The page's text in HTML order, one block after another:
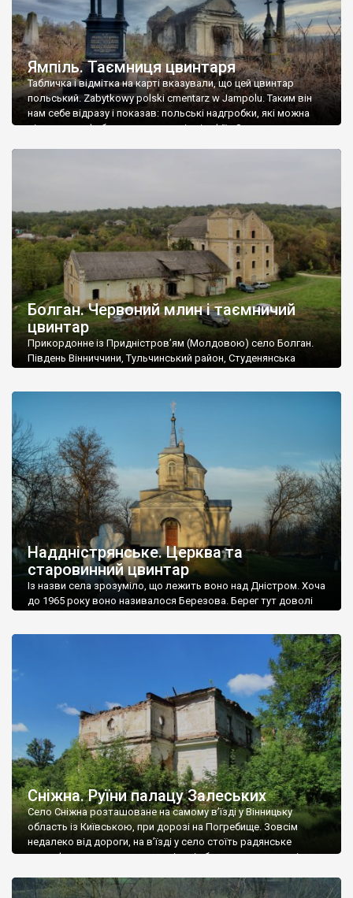
Ямпіль. Таємниця цвинтаря
Табличка і відмітка на карті вказували, що цей цвинтар
польський. Zabytkowy polski cmentarz w Jampolu. Таким він
нам себе відразу і показав: польські надгробки, які можна
віднести до фабричних, польські епітафії… Загалом цвинтар
Болган. Червоний млин і таємничий
цвинтар
Прикордонне із Придністров’ям (Молдовою) село Болган.
Південь Вінниччини, Тульчинський район, Студенянська
старовинний цвинтар із кам’яними хрестами. Всі епітафії, які
збереглися, написані кирилицею, церковнослов’янською
мовою. За всіма традиційними ознаками – цвинтар
український. Хрести датуються 19 століттям. У 1924-1940
роках Болган […]
Наддністрянське. Церква та
старовинний цвинтар
Із назви села зрозуміло, що лежить воно над Дністром. Хоча
до 1965 року воно називалося Березова. Берег тут доволі
Наддністрянське відрізняється від більшості навколишніх
сіл. У селі є мурована Михайлівська церква. Точної дати […]
Сніжна. Руїни палацу Залеських
Село Сніжна розташоване на самому в’їзді у Вінницьку
область із Київською, при дорозі на Погребище. Зовсім
недалеко від дороги, на в’їзді у село стоїть радянське
рельєфне пано, яке показує жінку і яблуню, а трохи далі, десь
не видно, але видно дві стареньких колії у траві – […]